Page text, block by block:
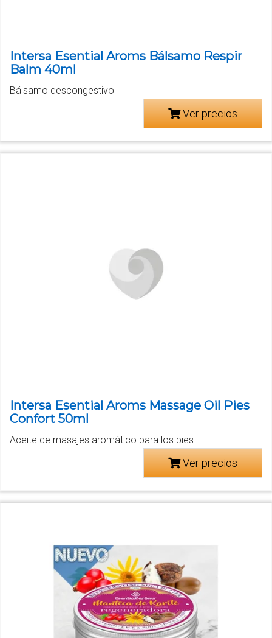
Intersa Esential Aroms Bálsamo Respir
Balm 40ml
Bálsamo descongestivo
Ver precios
Intersa Esential Aroms Massage Oil Pies
Confort 50ml
Aceite de masajes aromático para los pies
Ver precios